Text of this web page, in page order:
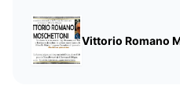
Vittorio Romano